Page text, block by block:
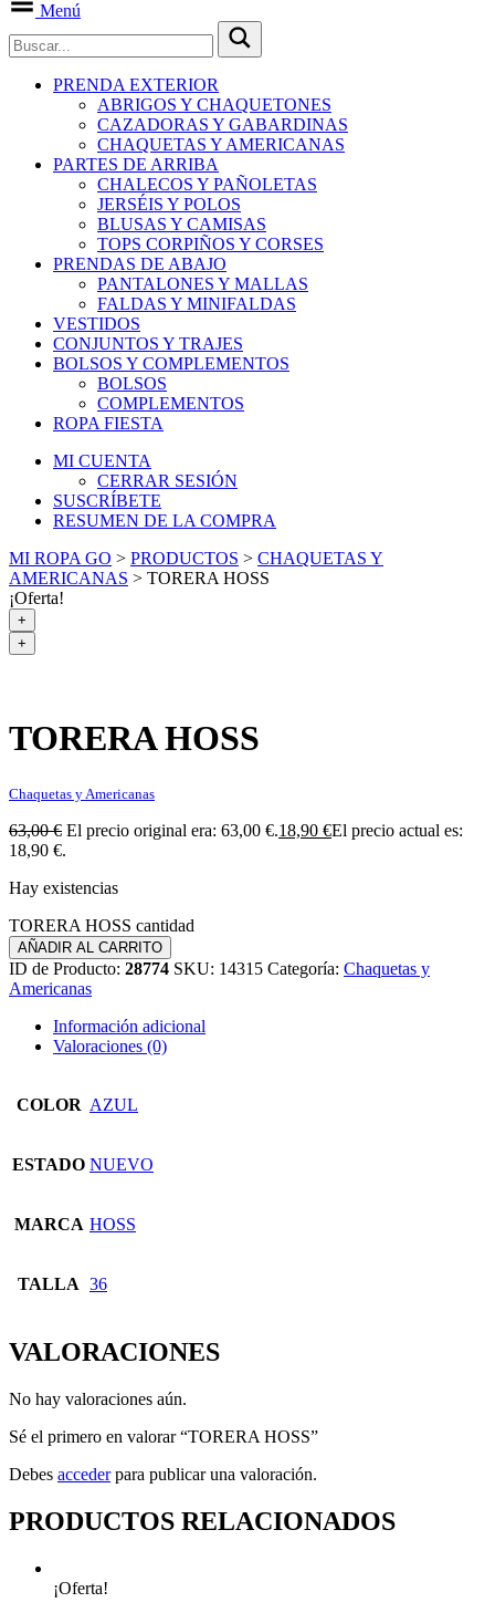
Menú
PRENDA EXTERIOR
ABRIGOS Y CHAQUETONES
CAZADORAS Y GABARDINAS
CHAQUETAS Y AMERICANAS
PARTES DE ARRIBA
CHALECOS Y PAÑOLETAS
JERSÉIS Y POLOS
BLUSAS Y CAMISAS
TOPS CORPIÑOS Y CORSES
PRENDAS DE ABAJO
PANTALONES Y MALLAS
FALDAS Y MINIFALDAS
VESTIDOS
CONJUNTOS Y TRAJES
BOLSOS Y COMPLEMENTOS
BOLSOS
COMPLEMENTOS
ROPA FIESTA
MI CUENTA
CERRAR SESIÓN
SUSCRÍBETE
RESUMEN DE LA COMPRA
MI ROPA GO > PRODUCTOS > CHAQUETAS Y
AMERICANAS > TORERA HOSS
¡Oferta!
+
+
TORERA HOSS
Chaquetas y Americanas
63,00€ El precio original era: 63,00 €.18,90 €El precio actual es:
18,90 €.
Hay existencias
TORERA HOSS cantidad
AÑADIR AL CARRITO
ID de Producto: 28774 SKU: 14315 Categoría: Chaquetas y
Americanas
Información adicional
Valoraciones (0)
COLOR AZUL
ESTADO NUEVO
MARCA HOSS
TALLA 36
VALORACIONES
No hay valoraciones aún.
Sé el primero en valorar “TORERA HOSS”
Debes accederpara publicar una valoración.
PRODUCTOS RELACIONADOS
¡Oferta!